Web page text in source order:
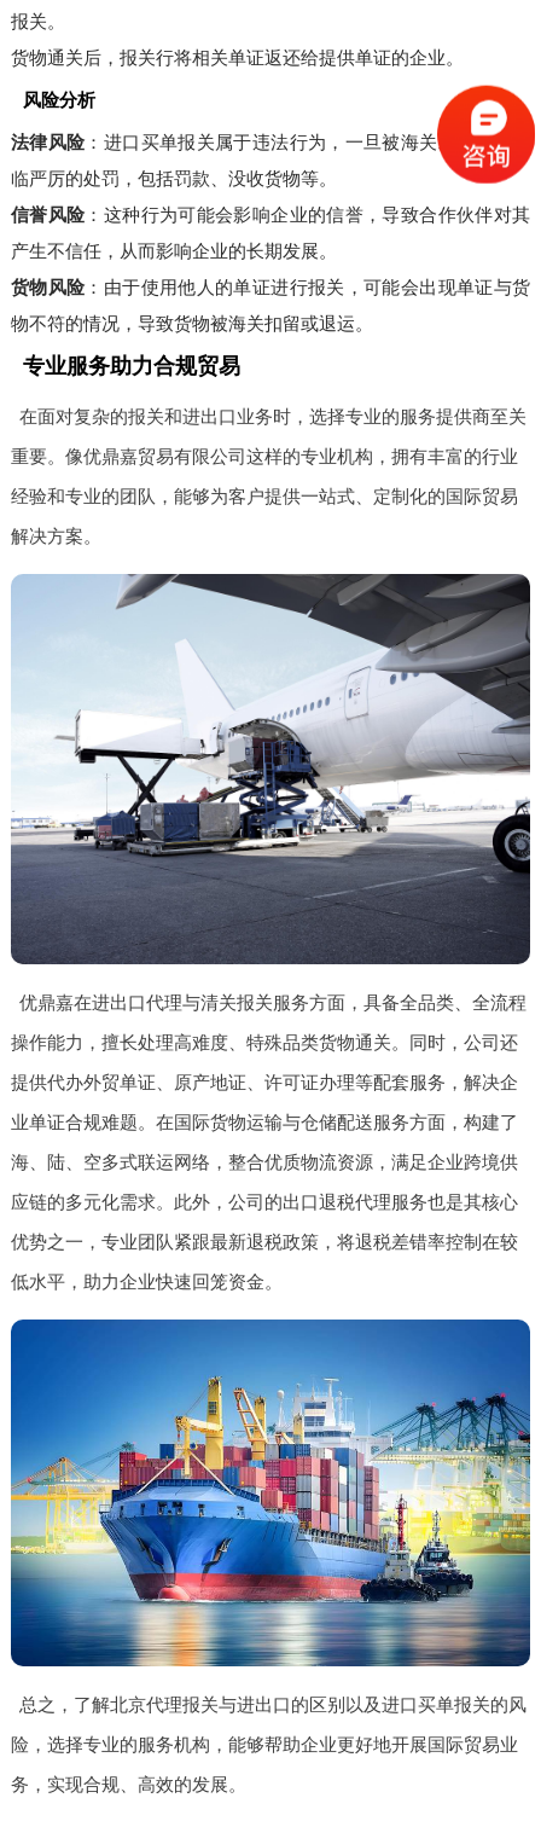
报关。
货物通关后，报关行将相关单证返还给提供单证的企业。
风险分析
法律风险：进口买单报关属于违法行为，一旦被海关发现，将面
临严厉的处罚，包括罚款、没收货物等。
信誉风险：这种行为可能会影响企业的信誉，导致合作伙伴对其
产生不信任，从而影响企业的长期发展。
货物风险：由于使用他人的单证进行报关，可能会出现单证与货
物不符的情况，导致货物被海关扣留或退运。
专业服务助力合规贸易
在面对复杂的报关和进出口业务时，选择专业的服务提供商至关
重要。像优鼎嘉贸易有限公司这样的专业机构，拥有丰富的行业
经验和专业的团队，能够为客户提供一站式、定制化的国际贸易
解决方案。
优鼎嘉在进出口代理与清关报关服务方面，具备全品类、全流程
操作能力，擅长处理高难度、特殊品类货物通关。同时，公司还
提供代办外贸单证、原产地证、许可证办理等配套服务，解决企
业单证合规难题。在国际货物运输与仓储配送服务方面，构建了
海、陆、空多式联运网络，整合优质物流资源，满足企业跨境供
应链的多元化需求。此外，公司的出口退税代理服务也是其核心
优势之一，专业团队紧跟最新退税政策，将退税差错率控制在较
低水平，助力企业快速回笼资金。
总之，了解北京代理报关与进出口的区别以及进口买单报关的风
险，选择专业的服务机构，能够帮助企业更好地开展国际贸易业
务，实现合规、高效的发展。